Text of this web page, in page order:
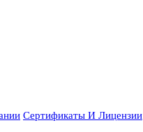
Сертификаты И Лицензии